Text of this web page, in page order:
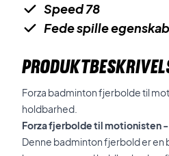
Speed 78
Fede spille
Forza badminton fjerbolde til
holdbarhed.
Forza fjerbolde til motionisten
Denne badminton fjerbold er en